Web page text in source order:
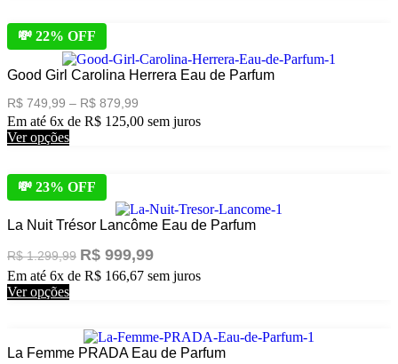
do
produto
várias
variantes.
As
opções
podem
ser
escolhidas
na
do
produto
💸 22% OFF
Good Girl Carolina Herrera Eau de Parfum
R$ 749,99 – R$ 879,99
range:
R$ 749,99
Em até 6x de R$ 125,00 sem juros
Ver opçõesEste
várias
variantes.
As
opções
podem
ser
escolhidas
na
produto
💸 23% OFF
La Nuit Trésor Lancôme Eau de Parfum
R$1.299,99 O
preço
original
R$ 999,99O
atual
Em até 6x de R$ 166,67 sem juros
Ver opçõesEste
várias
variantes.
La Femme PRADA Eau de Parfum